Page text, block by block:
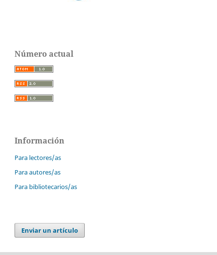
Número actual
Información
Para lectores/as
Para autores/as
Para bibliotecarios/as
Enviar un artículo